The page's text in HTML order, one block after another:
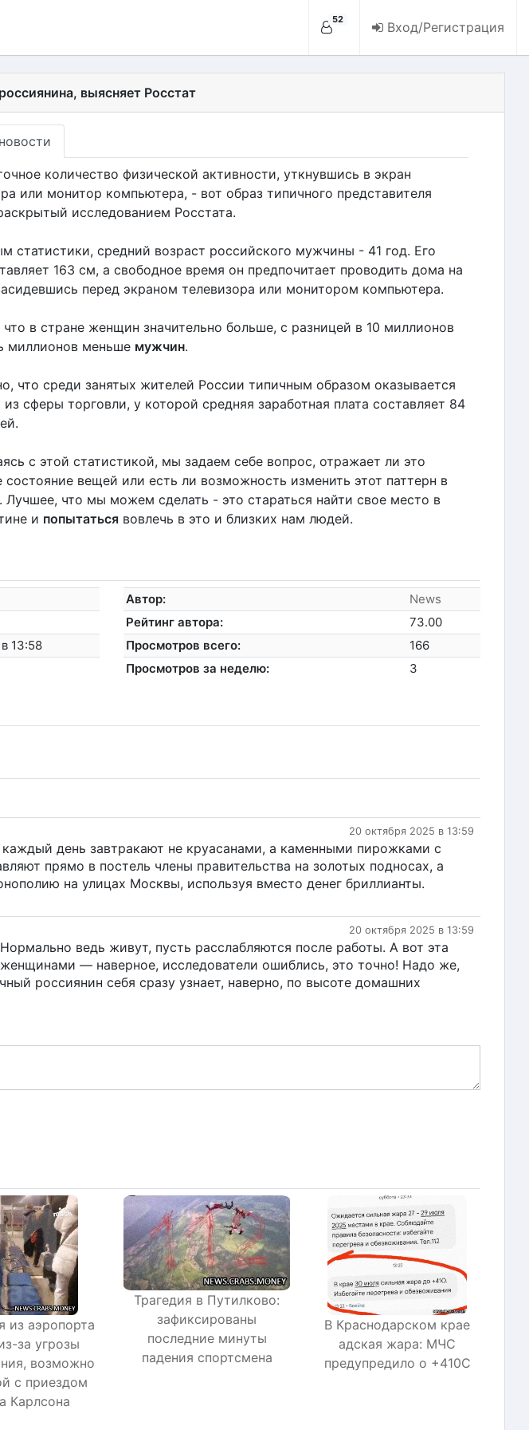
52 Вход/Регистрация
выясняет Росстат
количество физической активности, уткнувшись в экран
или монитор компьютера, - вот образ типичного представителя
исследованием Росстата.
статистики, средний возраст российского мужчины - 41 год. Его
163 см, а свободное время он предпочитает проводить дома на
перед экраном телевизора или монитором компьютера.
что в стране женщин значительно больше, с разницей в 10 миллионов
миллионов меньше мужчин.
что среди занятых жителей России типичным образом оказывается
сферы торговли, у которой средняя заработная плата составляет 84
с этой статистикой, мы задаем себе вопрос, отражает ли это
состояние вещей или есть ли возможность изменить этот паттерн в
Лучшее, что мы можем сделать - это стараться найти свое место в
и попытатьсявовлечь в это и близких нам людей.
13:58
Автор:
News
Рейтинг автора:
73.00
Просмотров всего:
166
Просмотров за неделю:
3
20 октября 2025 в 13:59
день завтракают не круасанами, а каменными пирожками с
прямо в постель члены правительства на золотых подносах, а
на улицах Москвы, используя вместо денег бриллианты.
20 октября 2025 в 13:59
ведь живут, пусть расслабляются после работы. А вот эта
— наверное, исследователи ошиблись, это точно! Надо же,
россиянин себя сразу узнает, наверно, по высоте домашних
из аэропорта
за угрозы
возможно
с приездом
Карлсона
Трагедия в Путилково:
зафиксированы
последние минуты
падения спортсмена
В Краснодарском крае
адская жара: МЧС
предупредило о +410C